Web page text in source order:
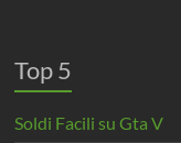
Top 5
Soldi Facili su Gta V